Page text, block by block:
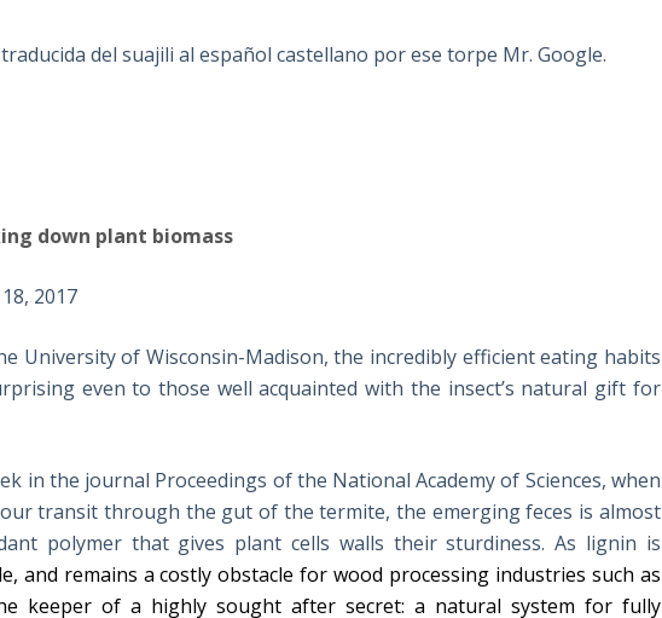
del suajili al español castellano por ese torpe Mr. Google.
down plant biomass
2017
University of Wisconsin-Madison, the incredibly efficient eating habits
even to those well acquainted with the insect’s natural gift for
in the journal Proceedings of the National Academy of Sciences, when
transit through the gut of the termite, the emerging feces is almost
polymer that gives plant cells walls their sturdiness. As lignin is
and remains a costly obstacle for wood processing industries such as
keeper of a highly sought after secret: a natural system for fully